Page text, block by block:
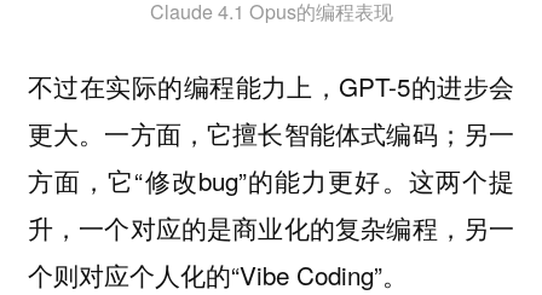
Claude 4.1 Opus的编程表现
不过在实际的编程能力上，GPT-5的进步会
更大。一方面，它擅长智能体式编码；另一
方面，它“修改bug”的能力更好。这两个提
升，一个对应的是商业化的复杂编程，另一
个则对应个人化的“Vibe Coding”。